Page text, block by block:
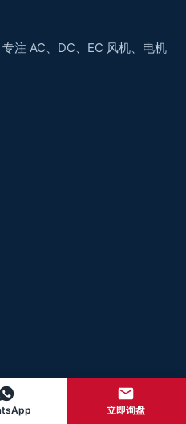
注 AC、DC、EC 风机、电机
立即询盘